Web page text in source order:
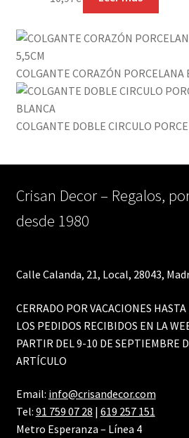
COLGANTE CORAZÓN PORCELANA
COLGANTE DOBLE CIRCULO
Crisan Decor – Regalos,
desde 1980
Calle Calanda, 21, Local, 28043,
CERRADO POR VACACIONES
LOS PEDIDOS RECIBIDOS EN LA
PARTIR DEL 9-10 DE SEPTIEMBRE
ARTÍCULO
Email: info@crisandecor.com
Tel: 91 759 07 28 | 619 257 151
Metro Esperanza – Línea 4